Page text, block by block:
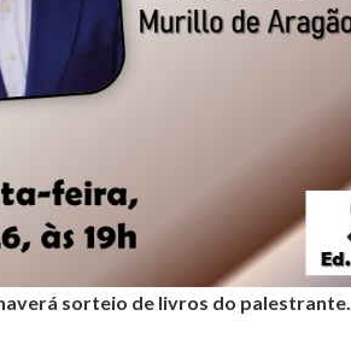
sorteio de livros do palestrante.